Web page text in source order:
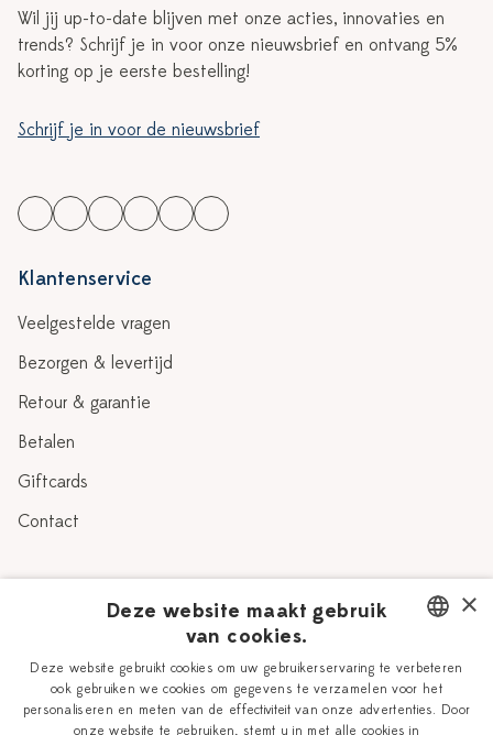
Wil jij up-to-date blijven met onze acties, innovaties en
trends? Schrijf je in voor onze nieuwsbrief en ontvang 5%
korting op je eerste bestelling!
Schrijf je in voor de nieuwsbrief
Klantenservice
Veelgestelde vragen
Bezorgen & levertijd
Retour & garantie
Betalen
Giftcards
Contact
Verhaal
Onze plateelschilders
Delfts Blauw
Workshops
Vacatures
DUTCH
ENGLISH
×
Deze website maakt gebruik
van cookies.
Deze website gebruikt cookies om uw gebruikerservaring te verbeteren
ook gebruiken we cookies om gegevens te verzamelen voor het
personaliseren en meten van de effectiviteit van onze advertenties. Door
onze website te gebruiken, stemt u in met alle cookies in